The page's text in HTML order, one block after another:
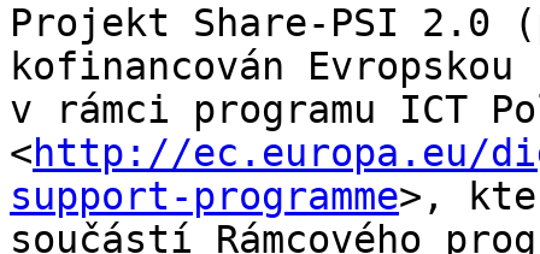
Projekt Share-PSI 2.0
kofinancován Evropskou
v rámci programu ICT
<http://ec.europa.eu/
support-programme>,
součástí Rámcového